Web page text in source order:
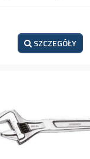
SZCZEGÓŁY